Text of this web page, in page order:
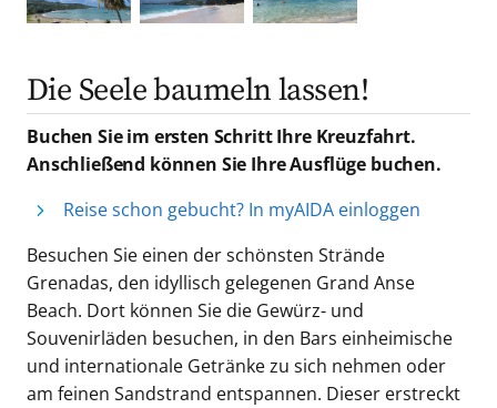
Die Seele baumeln lassen!
Buchen Sie im ersten Schritt Ihre Kreuzfahrt.
Anschließend können Sie Ihre Ausflüge buchen.
Reise schon gebucht? In myAIDA einloggen
Besuchen Sie einen der schönsten Strände
Grenadas, den idyllisch gelegenen Grand Anse
Beach. Dort können Sie die Gewürz- und
Souvenirläden besuchen, in den Bars einheimische
und internationale Getränke zu sich nehmen oder
am feinen Sandstrand entspannen. Dieser erstreckt